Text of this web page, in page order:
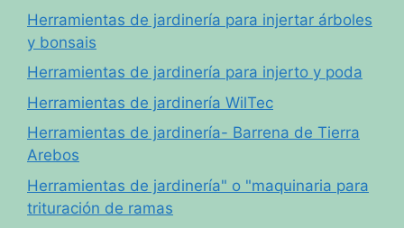
Herramientas de jardinería para injertar árboles
y bonsais
Herramientas de jardinería para injerto y poda
Herramientas de jardinería WilTec
Herramientas de jardinería- Barrena de Tierra
Arebos
Herramientas de jardinería" o "maquinaria para
trituración de ramas